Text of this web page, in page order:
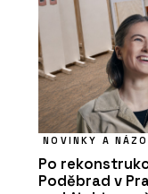
NOVINKY A
Po
Poděbrad v